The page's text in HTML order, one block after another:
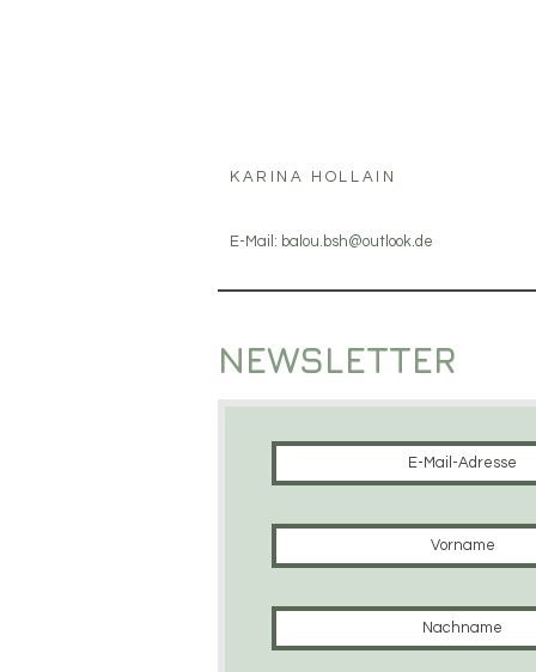
KARINA HOLLAIN
E-Mail: balou.bsh@outlook.de
NEWSLETTER